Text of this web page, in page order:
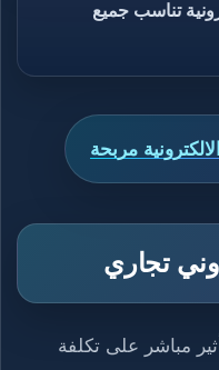
تناسب جميع
مربحة
تجاري
مباشر على تكلفة